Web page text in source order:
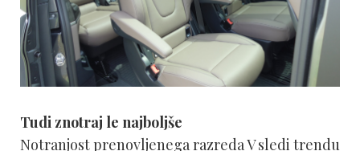
Tudi znotraj le najboljše
Notranjost prenovljenega razreda V sledi trendu